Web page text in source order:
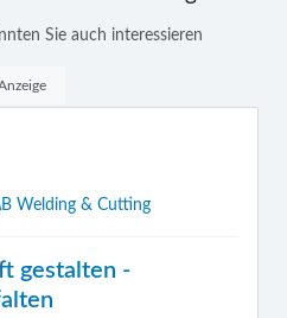
Sie auch interessieren
Welding & Cutting
gestalten -